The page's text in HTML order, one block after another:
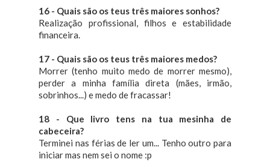
16 - Quais são os teus três maiores sonhos?
Realização profissional, filhos e estabilidade
financeira.
17 - Quais são os teus três maiores medos?
Morrer (tenho muito medo de morrer mesmo),
perder a minha família direta (mães, irmão,
sobrinhos...) e medo de fracassar!
18 - Que livro tens na tua mesinha de
cabeceira?
Terminei nas férias de ler um... Tenho outro para
iniciar mas nem sei o nome :p